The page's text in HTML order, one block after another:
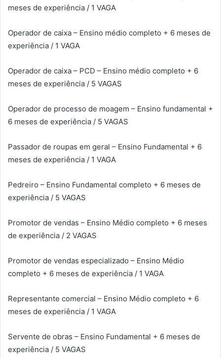
meses de experiência / 1 VAGA
Operador de caixa – Ensino médio completo + 6 meses de
experiência / 1 VAGA
Operador de caixa – PCD – Ensino médio completo + 6
meses de experiência / 5 VAGAS
Operador de processo de moagem – Ensino fundamental +
6 meses de experiência / 5 VAGAS
Passador de roupas em geral – Ensino Fundamental + 6
meses de experiência / 1 VAGA
Pedreiro – Ensino Fundamental completo + 6 meses de
experiência / 5 VAGAS
Promotor de vendas – Ensino Médio completo + 6 meses
de experiência / 2 VAGAS
Promotor de vendas especializado – Ensino Médio
completo + 6 meses de experiência / 1 VAGA
Representante comercial – Ensino Médio completo + 6
meses de experiência / 1 VAGA
Servente de obras – Ensino Fundamental + 6 meses de
experiência / 5 VAGAS